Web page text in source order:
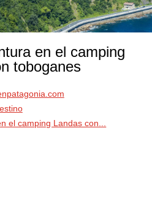
en el camping
toboganes
el camping Landas con...